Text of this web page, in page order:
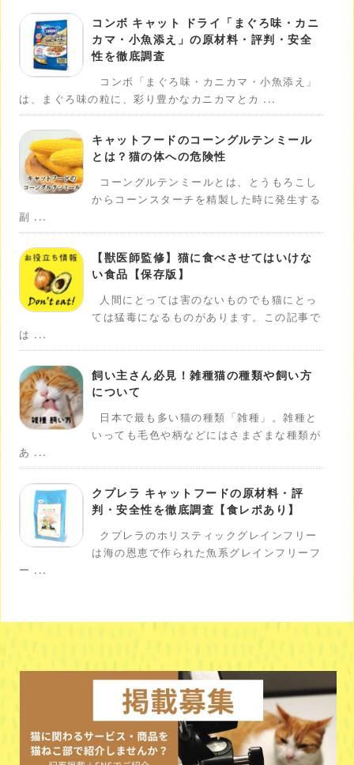
コンボ キャット ドライ「まぐろ味・カニ
カマ・小魚添え」の原材料・評判・安全
性を徹底調査
コンボ「まぐろ味・カニカマ・小魚添え」
は、まぐろ味の粒に、彩り豊かなカニカマとカ ...
キャットフードのコーングルテンミール
とは？猫の体への危険性
コーングルテンミールとは、とうもろこし
からコーンスターチを精製した時に発生する
副 ...
【獣医師監修】猫に食べさせてはいけな
い食品【保存版】
人間にとっては害のないものでも猫にとっ
ては猛毒になるものがあります。この記事で
は ...
飼い主さん必見！雑種猫の種類や飼い方
について
日本で最も多い猫の種類「雑種」。雑種と
いっても毛色や柄などにはさまざまな種類が
あ ...
クプレラ キャットフードの原材料・評
判・安全性を徹底調査【食レポあり】
クプレラのホリスティックグレインフリー
は海の恩恵で作られた魚系グレインフリーフ
ー ...